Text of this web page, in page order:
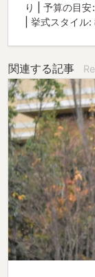
り | 予算の目
| 挙式スタイ
関連する記事